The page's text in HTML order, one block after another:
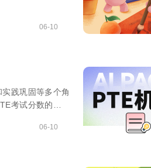
06-10
践巩固等多个角
考试分数的关键
06-10